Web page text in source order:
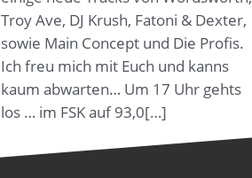
Troy Ave, DJ Krush, Fatoni & Dexter,
sowie Main Concept und Die Profis.
Ich freu mich mit Euch und kanns
kaum abwarten… Um 17 Uhr gehts
los … im FSK auf 93,0[…]